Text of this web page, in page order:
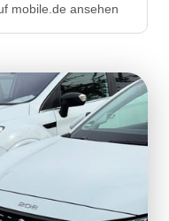
mobile.de ansehen